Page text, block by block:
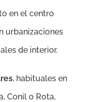
en el centro
urbanizaciones
de interior.
, habituales en
Conil o Rota,